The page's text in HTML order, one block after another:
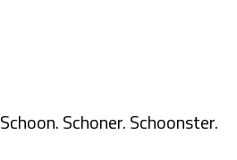
Schoon. Schoner. Schoonster.